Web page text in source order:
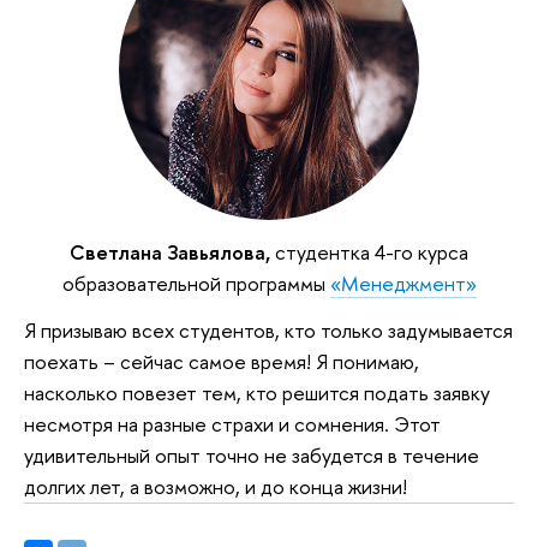
Светлана Завьялова,студентка 4-го курса
образовательной программы «Менеджмент»
Я призываю всех студентов, кто только задумывается
поехать – сейчас самое время! Я понимаю,
насколько повезет тем, кто решится подать заявку
несмотря на разные страхи и сомнения. Этот
удивительный опыт точно не забудется в течение
долгих лет, а возможно, и до конца жизни!